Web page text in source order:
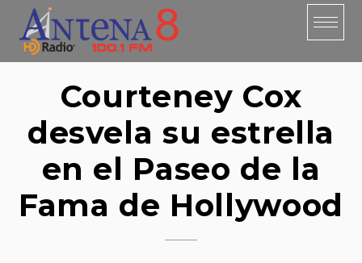
content
Courteney Cox
desvela su estrella
en el Paseo de la
Fama de Hollywood